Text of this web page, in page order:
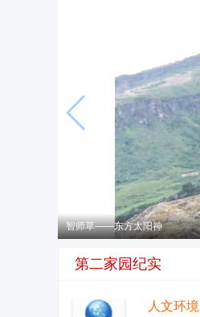
二
智师草——东方太阳神
第二家园纪实
人文环境